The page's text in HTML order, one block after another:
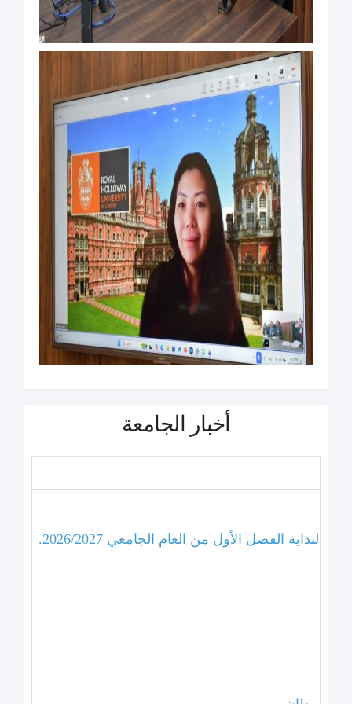
أخبار الجامعة